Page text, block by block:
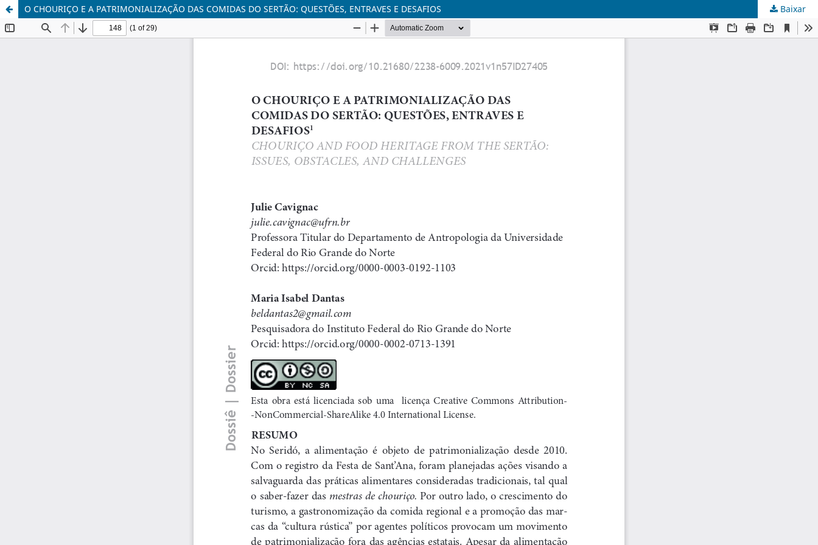
O CHOURIÇO E A PATRIMONIALIZAÇÃO DAS COMIDAS DO SERTÃO: QUESTÕES, ENTRAVES E DESAFIOS Baixar